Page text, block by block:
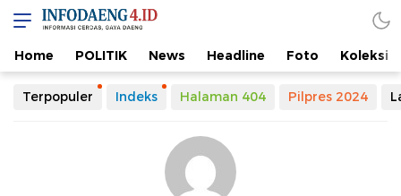
Home POLITIK News Headline Foto Koleksi
Terpopuler Indeks Halaman 404 Pilpres 2024